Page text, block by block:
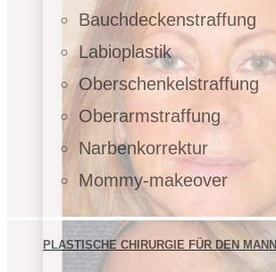
Bauchdeckenstraffung
Labioplastik
Oberschenkelstraffung
Oberarmstraffung
Narbenkorrektur
Mommy-makeover
PLASTISCHE CHIRURGIE FÜR DEN MANN